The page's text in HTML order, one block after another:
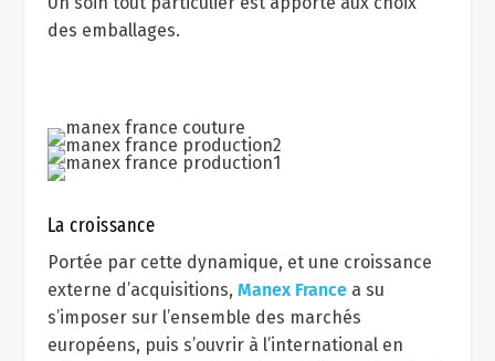
des emballages.
La croissance
Portée par cette dynamique, et une croissance
externe d’acquisitions, Manex Francea su
s’imposer sur l’ensemble des marchés
européens, puis s’ouvrir à l’international en